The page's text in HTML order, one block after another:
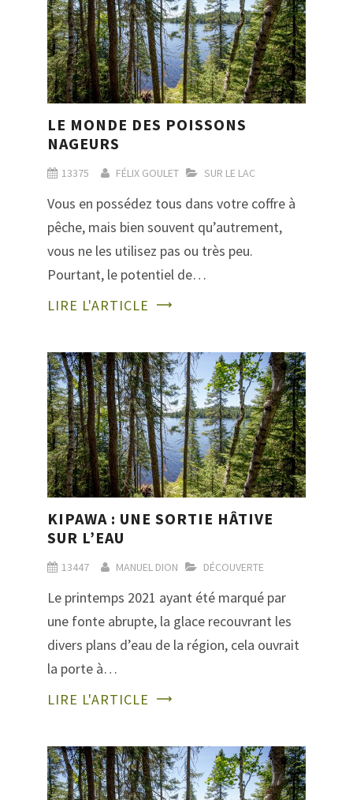
LE MONDE DES POISSONS
NAGEURS
13375 FÉLIX GOULET SUR LE LAC
Vous en possédez tous dans votre coffre à
pêche, mais bien souvent qu’autrement,
vous ne les utilisez pas ou très peu.
Pourtant, le potentiel de…
LIRE L'ARTICLE
KIPAWA : UNE SORTIE HÂTIVE
SUR L’EAU
13447 MANUEL DION DÉCOUVERTE
Le printemps 2021 ayant été marqué par
une fonte abrupte, la glace recouvrant les
divers plans d’eau de la région, cela ouvrait
la porte à…
LIRE L'ARTICLE